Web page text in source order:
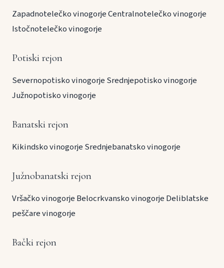
Zapadnotelečko vinogorjeCentralnotelečko vinogorje
Istočnotelečko vinogorje
Potiski rejon
Severnopotisko vinogorje Srednjepotisko vinogorje
Južnopotisko vinogorje
Banatski rejon
Kikindsko vinogorje Srednjebanatsko vinogorje
Južnobanatski rejon
Vršačko vinogorje Belocrkvansko vinogorje Deliblatske
peščare vinogorje
Bački rejon